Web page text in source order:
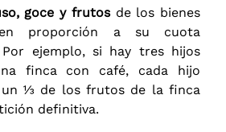
goce y frutosde los bienes
en proporción a su cuota
Por ejemplo, si hay tres hijos
finca con café, cada hijo
un ⅓ de los frutos de la finca
definitiva.